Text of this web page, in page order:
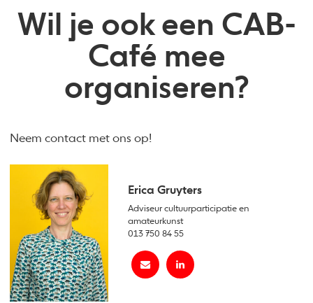
Wil je ook een CAB-
Café mee
organiseren?
Neem contact met ons op!
Erica Gruyters
Adviseur cultuurparticipatie en
amateurkunst
013 750 84 55